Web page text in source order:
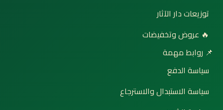
توزيعات دار الآثار
🔥 عروض وتخفيضات
📌 روابط مهمة
سياسة الدفع
سياسة الاستبدال والاسترجاع